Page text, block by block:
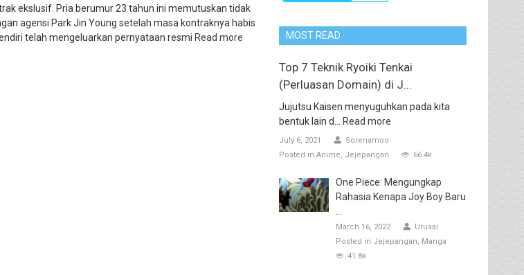
ekslusif. Pria berumur 23 tahun ini memutuskan tidak
agensi Park Jin Young setelah masa kontraknya habis
telah mengeluarkan pernyataan resmi Read more MOST READ
Top 7 Teknik Ryoiki Tenkai
(Perluasan Domain) di J...
Jujutsu Kaisen menyuguhkan pada kita
bentuk lain d...
Read more
July 6, 2021
Sorenamoo
Posted in Anime Jejepangan 66.4k
One Piece: Mengungkap
Rahasia Kenapa Joy Boy Baru
March 16, 2022
Urusai
Posted in Jejepangan
Manga
41.8k